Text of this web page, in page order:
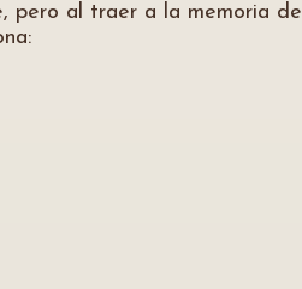
pero al traer a la memoria